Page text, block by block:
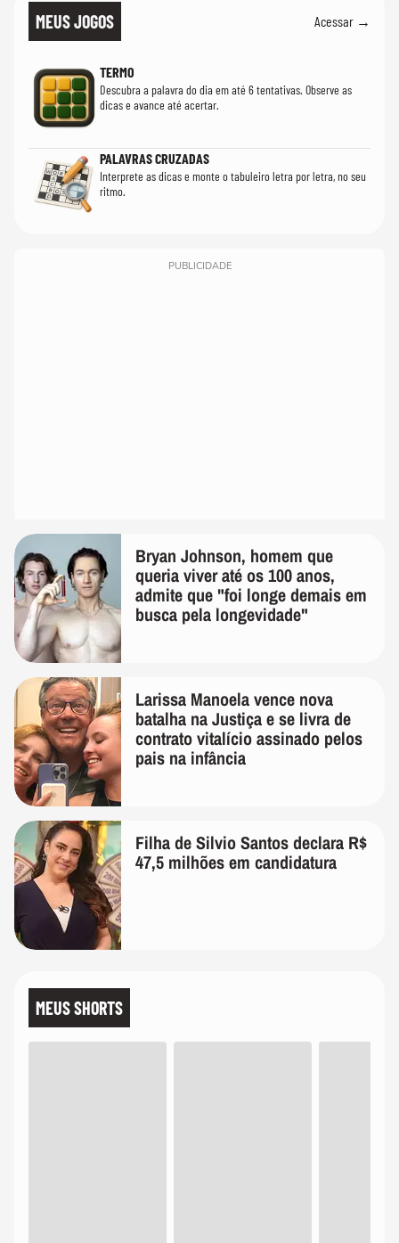
MEUS JOGOS Acessar →
TERMO
Descubra a palavra do dia em até 6 tentativas. Observe as
dicas e avance até acertar.
PALAVRAS CRUZADAS
Interprete as dicas e monte o tabuleiro letra por letra, no seu
ritmo.
PUBLICIDADE
Bryan Johnson, homem que
queria viver até os 100 anos,
admite que "foi longe demais em
busca pela longevidade"
Larissa Manoela vence nova
batalha na Justiça e se livra de
contrato vitalício assinado pelos
pais na infância
Filha de Silvio Santos declara R$
47,5 milhões em candidatura
MEUS SHORTS